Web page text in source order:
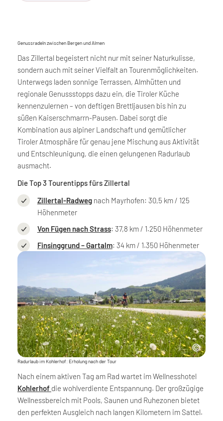
Genussradeln zwischen Bergen und Almen
Das Zillertal begeistert nicht nur mit seiner Naturkulisse,
sondern auch mit seiner Vielfalt an Tourenmöglichkeiten.
Unterwegs laden sonnige Terrassen, Almhütten und
regionale Genussstopps dazu ein, die Tiroler Küche
kennenzulernen – von deftigen Brettljausen bis hin zu
süßen Kaiserschmarrn-Pausen. Dabei sorgt die
Kombination aus alpiner Landschaft und gemütlicher
Tiroler Atmosphäre für genau jene Mischung aus Aktivität
und Entschleunigung, die einen gelungenen Radurlaub
ausmacht.
Die Top 3 Tourentipps fürs Zillertal
Zillertal-Radwegnach Mayrhofen: 30,5 km / 125
Höhenmeter
Von Fügen nach Strass: 37,8 km / 1.250 Höhenmeter
Finsinggrund – Gartalm: 34 km / 1.350 Höhenmeter
Radurlaub im Kohlerhof: Erholung nach der Tour
Nach einem aktiven Tag am Rad wartet im Wellnesshotel
Kohlerhof die wohlverdiente Entspannung. Der großzügige
Wellnessbereich mit Pools, Saunen und Ruhezonen bietet
den perfekten Ausgleich nach langen Kilometern im Sattel.